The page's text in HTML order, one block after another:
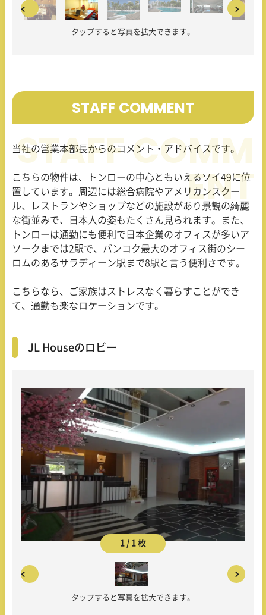
タップすると写真を拡大できます。
STAFF COMMENT
当社の営業本部長からのコメント・アドバイスです。
こちらの物件は、トンローの中心ともいえるソイ49に位
置しています。周辺には総合病院やアメリカンスクー
ル、レストランやショップなどの施設があり景観の綺麗
な街並みで、日本人の姿もたくさん見られます。また、
トンローは通勤にも便利で日本企業のオフィスが多いア
ソークまでは2駅で、バンコク最大のオフィス街のシー
ロムのあるサラディーン駅まで8駅と言う便利さです。
こちらなら、ご家族はストレスなく暮らすことができ
て、通勤も楽なロケーションです。
JL Houseのロビー
1 / 1 枚
タップすると写真を拡大できます。